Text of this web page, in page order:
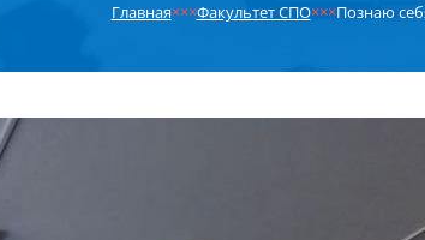
Главная×××Факультет СПО×××Познаю